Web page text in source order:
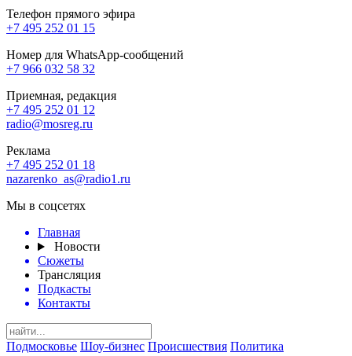
Телефон прямого эфира
+7 495 252 01 15
Номер для WhatsApp-сообщений
+7 966 032 58 32
Приемная, редакция
+7 495 252 01 12
radio@mosreg.ru
Реклама
+7 495 252 01 18
nazarenko_as@radio1.ru
Мы в соцсетях
Главная
Новости
Сюжеты
Трансляция
Подкасты
Контакты
Подмосковье Шоу-бизнес Происшествия Политика